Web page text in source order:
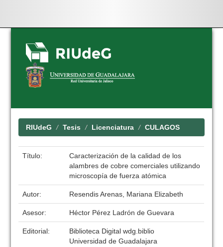
Skip
navigation
RIUdeG Tesis Licenciatura CULAGOS
Título:
Caracterización de la calidad de los
alambres de cobre comerciales utilizando
microscopía de fuerza atómica
Autor: Resendis Arenas, Mariana Elizabeth
Asesor: Héctor Pérez Ladrón de Guevara
Editorial:
Biblioteca Digital wdg.biblio
Universidad de Guadalajara